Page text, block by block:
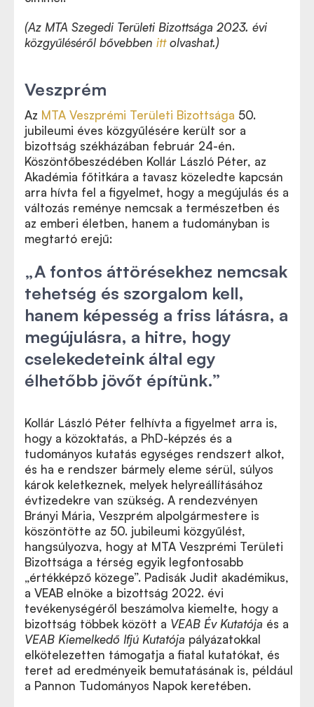
(Az MTA Szegedi Területi Bizottsága 2023. évi
közgyűléséről bővebben ittolvashat.)
Veszprém
Az MTA Veszprémi Területi Bizottsága 50.
jubileumi éves közgyűlésére került sor a
bizottság székházában február 24-én.
Köszöntőbeszédében Kollár László Péter, az
Akadémia főtitkára a tavasz közeledte kapcsán
arra hívta fel a figyelmet, hogy a megújulás és a
változás reménye nemcsak a természetben és
az emberi életben, hanem a tudományban is
megtartó erejű:
„A fontos áttörésekhez nemcsak
tehetség és szorgalom kell,
hanem képesség a friss látásra, a
megújulásra, a hitre, hogy
cselekedeteink által egy
élhetőbb jövőt építünk.”
Kollár László Péter felhívta a figyelmet arra is,
hogy a közoktatás, a PhD-képzés és a
tudományos kutatás egységes rendszert alkot,
és ha e rendszer bármely eleme sérül, súlyos
károk keletkeznek, melyek helyreállításához
évtizedekre van szükség. A rendezvényen
Brányi Mária, Veszprém alpolgármestere is
köszöntötte az 50. jubileumi közgyűlést,
hangsúlyozva, hogy at MTA Veszprémi Területi
Bizottsága a térség egyik legfontosabb
„értékképző közege”. Padisák Judit akadémikus,
a VEAB elnöke a bizottság 2022. évi
tevékenységéről beszámolva kiemelte, hogy a
bizottság többek között a VEAB Év Kutatója és a
VEAB Kiemelkedő Ifjú Kutatója pályázatokkal
elkötelezetten támogatja a fiatal kutatókat, és
teret ad eredményeik bemutatásának is, például
a Pannon Tudományos Napok keretében.